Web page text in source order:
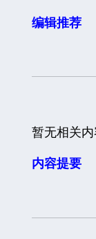
编辑推荐
暂无相关
内容提要